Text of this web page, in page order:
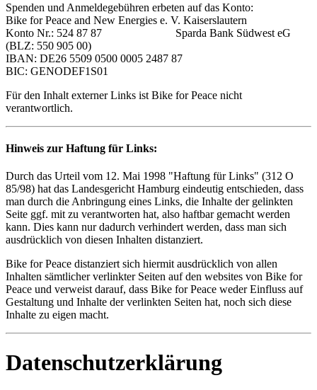
Spenden und Anmeldegebühren erbeten auf das Konto:
Bike for Peace and New Energies e. V. Kaiserslautern
Konto Nr.: 524 87 87 Sparda Bank Südwest eG
(BLZ: 550 905 00)
IBAN: DE26 5509 0500 0005 2487 87
BIC: GENODEF1S01
Für den Inhalt externer Links ist Bike for Peace nicht
verantwortlich.
Hinweis zur Haftung für Links:
Durch das Urteil vom 12. Mai 1998 "Haftung für Links" (312 O
85/98) hat das Landesgericht Hamburg eindeutig entschieden, dass
man durch die Anbringung eines Links, die Inhalte der gelinkten
Seite ggf. mit zu verantworten hat, also haftbar gemacht werden
kann. Dies kann nur dadurch verhindert werden, dass man sich
ausdrücklich von diesen Inhalten distanziert.
Bike for Peace distanziert sich hiermit ausdrücklich von allen
Inhalten sämtlicher verlinkter Seiten auf den websites von Bike for
Peace und verweist darauf, dass Bike for Peace weder Einfluss auf
Gestaltung und Inhalte der verlinkten Seiten hat, noch sich diese
Inhalte zu eigen macht.
Datenschutzerklärung